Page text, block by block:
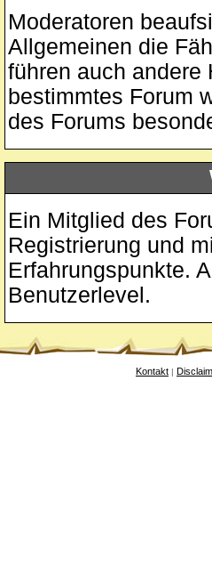
Moderatoren
Allgemeinen die
führen auch andere
bestimmtes Forum
des Forums
Ein Mitglied des
Registrierung und
Erfahrungspunkte.
Benutzerlevel.
Kontakt |